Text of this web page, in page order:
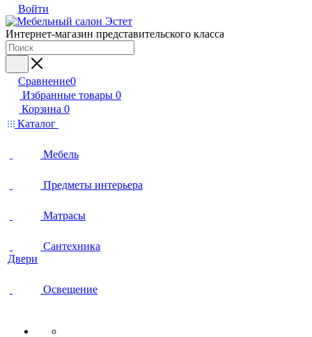
Войти
Интернет-магазин представительского класса
Сравнение0
Избранные товары 0
Корзина 0
Каталог
Мебель
Предметы интерьера
Матрасы
Сантехника
Двери
Освещение